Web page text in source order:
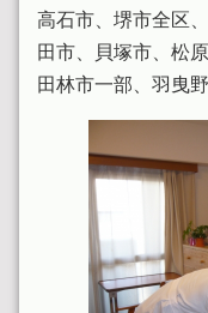
高石市、堺市全区
田市、貝塚市、松
田林市一部、羽曳